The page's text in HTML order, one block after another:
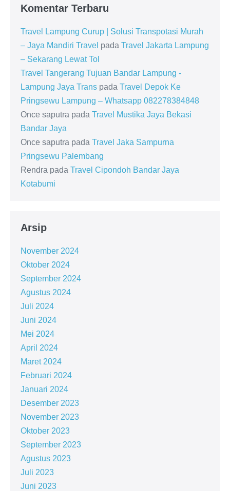
Komentar Terbaru
Travel Lampung Curup | Solusi Transpotasi Murah
– Jaya Mandiri Travel pada Travel Jakarta Lampung
– Sekarang Lewat Tol
Travel Tangerang Tujuan Bandar Lampung -
Lampung Jaya Trans pada Travel Depok Ke
Pringsewu Lampung – Whatsapp 082278384848
Once saputra pada Travel Mustika Jaya Bekasi
Bandar Jaya
Once saputra pada Travel Jaka Sampurna
Pringsewu Palembang
Rendra pada Travel Cipondoh Bandar Jaya
Kotabumi
Arsip
November 2024
Oktober 2024
September 2024
Agustus 2024
Juli 2024
Juni 2024
Mei 2024
April 2024
Maret 2024
Februari 2024
Januari 2024
Desember 2023
November 2023
Oktober 2023
September 2023
Agustus 2023
Juli 2023
Juni 2023